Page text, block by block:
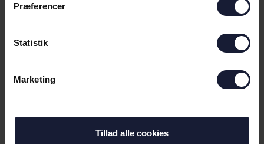
Præferencer
Statistik
Marketing
Tillad alle cookies